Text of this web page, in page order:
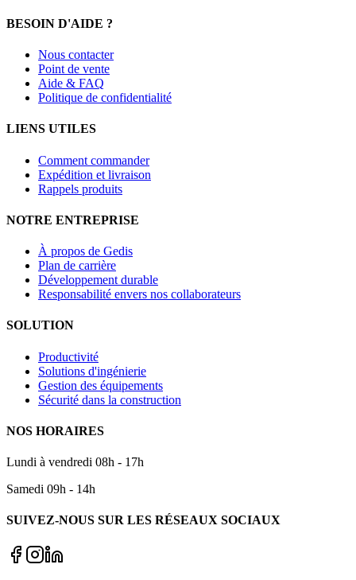
BESOIN D'AIDE ?
Nous contacter
Point de vente
Aide & FAQ
Politique de confidentialité
LIENS UTILES
Comment commander
Expédition et livraison
Rappels produits
NOTRE ENTREPRISE
À propos de Gedis
Plan de carrière
Développement durable
Responsabilité envers nos collaborateurs
SOLUTION
Productivité
Solutions d'ingénierie
Gestion des équipements
Sécurité dans la construction
NOS HORAIRES
Lundi à vendredi 08h - 17h
Samedi 09h - 14h
SUIVEZ-NOUS SUR LES RÉSEAUX SOCIAUX